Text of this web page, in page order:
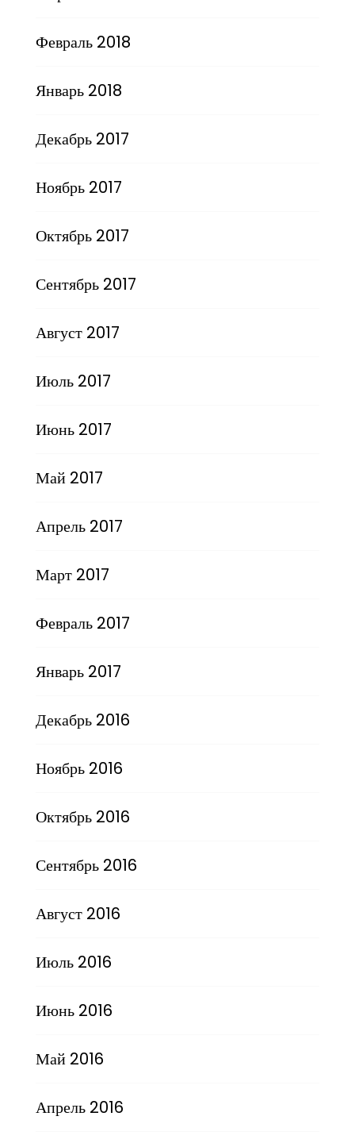
Февраль 2018
Январь 2018
Декабрь 2017
Ноябрь 2017
Октябрь 2017
Сентябрь 2017
Август 2017
Июль 2017
Июнь 2017
Май 2017
Апрель 2017
Март 2017
Февраль 2017
Январь 2017
Декабрь 2016
Ноябрь 2016
Октябрь 2016
Сентябрь 2016
Август 2016
Июль 2016
Июнь 2016
Май 2016
Апрель 2016